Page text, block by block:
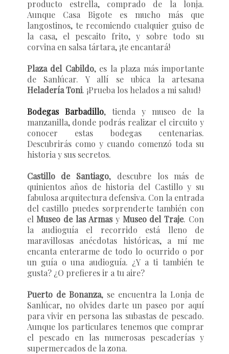
producto estrella, comprado de la lonja.
Aunque Casa Bigote es mucho más que
langostinos, te recomiendo cualquier guiso de
la casa, el pescaito frito, y sobre todo su
corvina en salsa tártara, ¡te encantará!
Plaza del Cabildo, es la plaza más importante
de Sanlúcar. Y allí se ubica la artesana
Heladería Toni. ¡Prueba los helados a mi salud!
Bodegas Barbadillo, tienda y museo de la
manzanilla, donde podrás realizar el circuito y
conocer estas bodegas centenarias.
Descubrirás como y cuando comenzó toda su
historia y sus secretos.
Castillo de Santiago, descubre los más de
quinientos años de historia del Castillo y su
fabulosa arquitectura defensiva. Con la entrada
del castillo puedes sorprenderte también con
elMuseo de las Armasy Museo del Traje. Con
la audioguía el recorrido está lleno de
maravillosas anécdotas históricas, a mí me
encanta enterarme de todo lo ocurrido o por
un guía o una audioguía. ¿Y a ti también te
gusta? ¿O prefieres ir a tu aire?
Puerto de Bonanza, se encuentra la Lonja de
Sanlúcar, no olvides darte un paseo por aquí
para vivir en persona las subastas de pescado.
Aunque los particulares tenemos que comprar
el pescado en las numerosas pescaderías y
supermercados de la zona.